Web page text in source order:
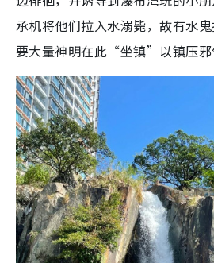
承机将他们拉入水溺毙，故有水
要大量神明在此“坐镇”以镇压邪